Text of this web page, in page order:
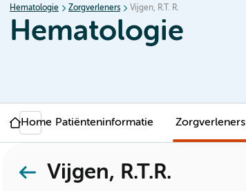
Hematologie Zorgverleners Vijgen, R.T. R.
Hematologie
Home Patiënteninformatie Zorgverleners
Vijgen, R.T.R.